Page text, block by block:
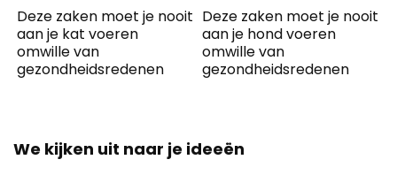
Deze zaken moet je nooit
aan je kat voeren
omwille van
gezondheidsredenen
Deze zaken moet je nooit
aan je hond voeren
omwille van
gezondheidsredenen
We kijken uit naar je ideeën